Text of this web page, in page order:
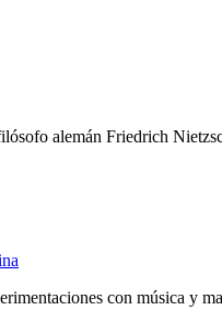
alemán Friedrich
con música y